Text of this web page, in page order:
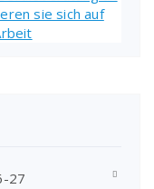
27